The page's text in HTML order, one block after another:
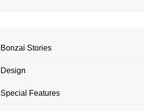
Bonzai Stories
Design
Special Features